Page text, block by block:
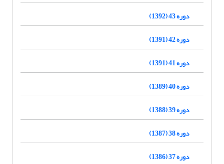
دوره 43 (1392)
دوره 42 (1391)
دوره 41 (1391)
دوره 40 (1389)
دوره 39 (1388)
دوره 38 (1387)
دوره 37 (1386)